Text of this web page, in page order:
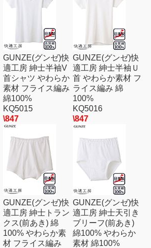
GUNZE(グンゼ)快
適工房 紳士半袖V
首シャツ やわらか
素材 フライス編み
綿100%
KQ5015
\847
GUNZE(グンゼ)快
適工房 紳士半袖Ｕ
首 やわらか素材 フ
ライス編み 綿
100%
KQ5016
\847
GUNZE(グンゼ)快
適工房 紳士トラン
クス(前あき) 綿
100% やわらか素
材 フライス編み
GUNZE(グンゼ)快
適工房 紳士天引き
ブリーフ(前あき)
綿100% やわらか
素材 綿100%